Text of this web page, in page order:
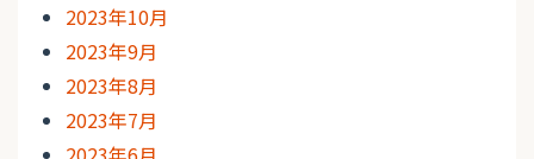
2023年10月
2023年9月
2023年8月
2023年7月